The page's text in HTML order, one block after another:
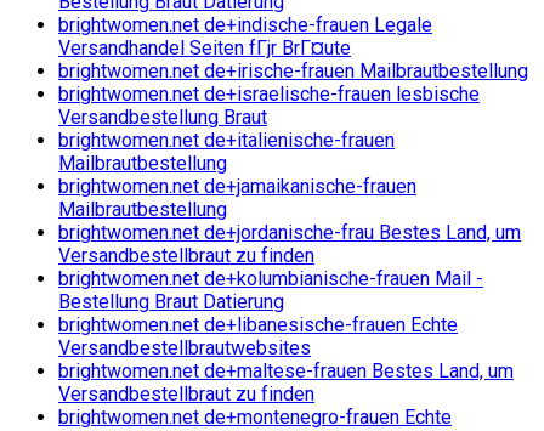
brightwomen.net de+indische-frauen Legale
Versandhandel Seiten fГјr BrГ¤ute
brightwomen.net de+irische-frauen Mailbrautbestellung
brightwomen.net de+israelische-frauen lesbische
Versandbestellung Braut
brightwomen.net de+italienische-frauen
Mailbrautbestellung
brightwomen.net de+jamaikanische-frauen
Mailbrautbestellung
brightwomen.net de+jordanische-frau Bestes Land, um
Versandbestellbraut zu finden
brightwomen.net de+kolumbianische-frauen Mail -
Bestellung Braut Datierung
brightwomen.net de+libanesische-frauen Echte
Versandbestellbrautwebsites
brightwomen.net de+maltese-frauen Bestes Land, um
Versandbestellbraut zu finden
brightwomen.net de+montenegro-frauen Echte